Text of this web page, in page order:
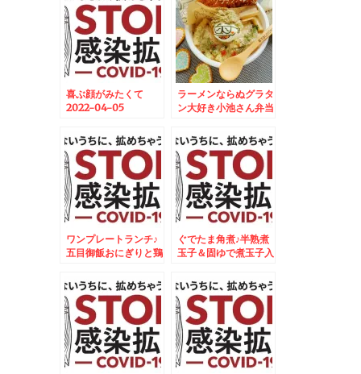
喜ぶ顔がみたくて
2022-04-05
ラーメンならぬグラタ
ン大好き小池さん弁当
ワンプレートランチ♪
五目御飯おにぎりと鶏
ぐでたま角煮♪半熟煮
玉子＆固ゆで煮玉子入